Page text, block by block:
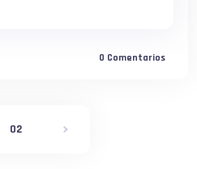
0 Comentarios
02